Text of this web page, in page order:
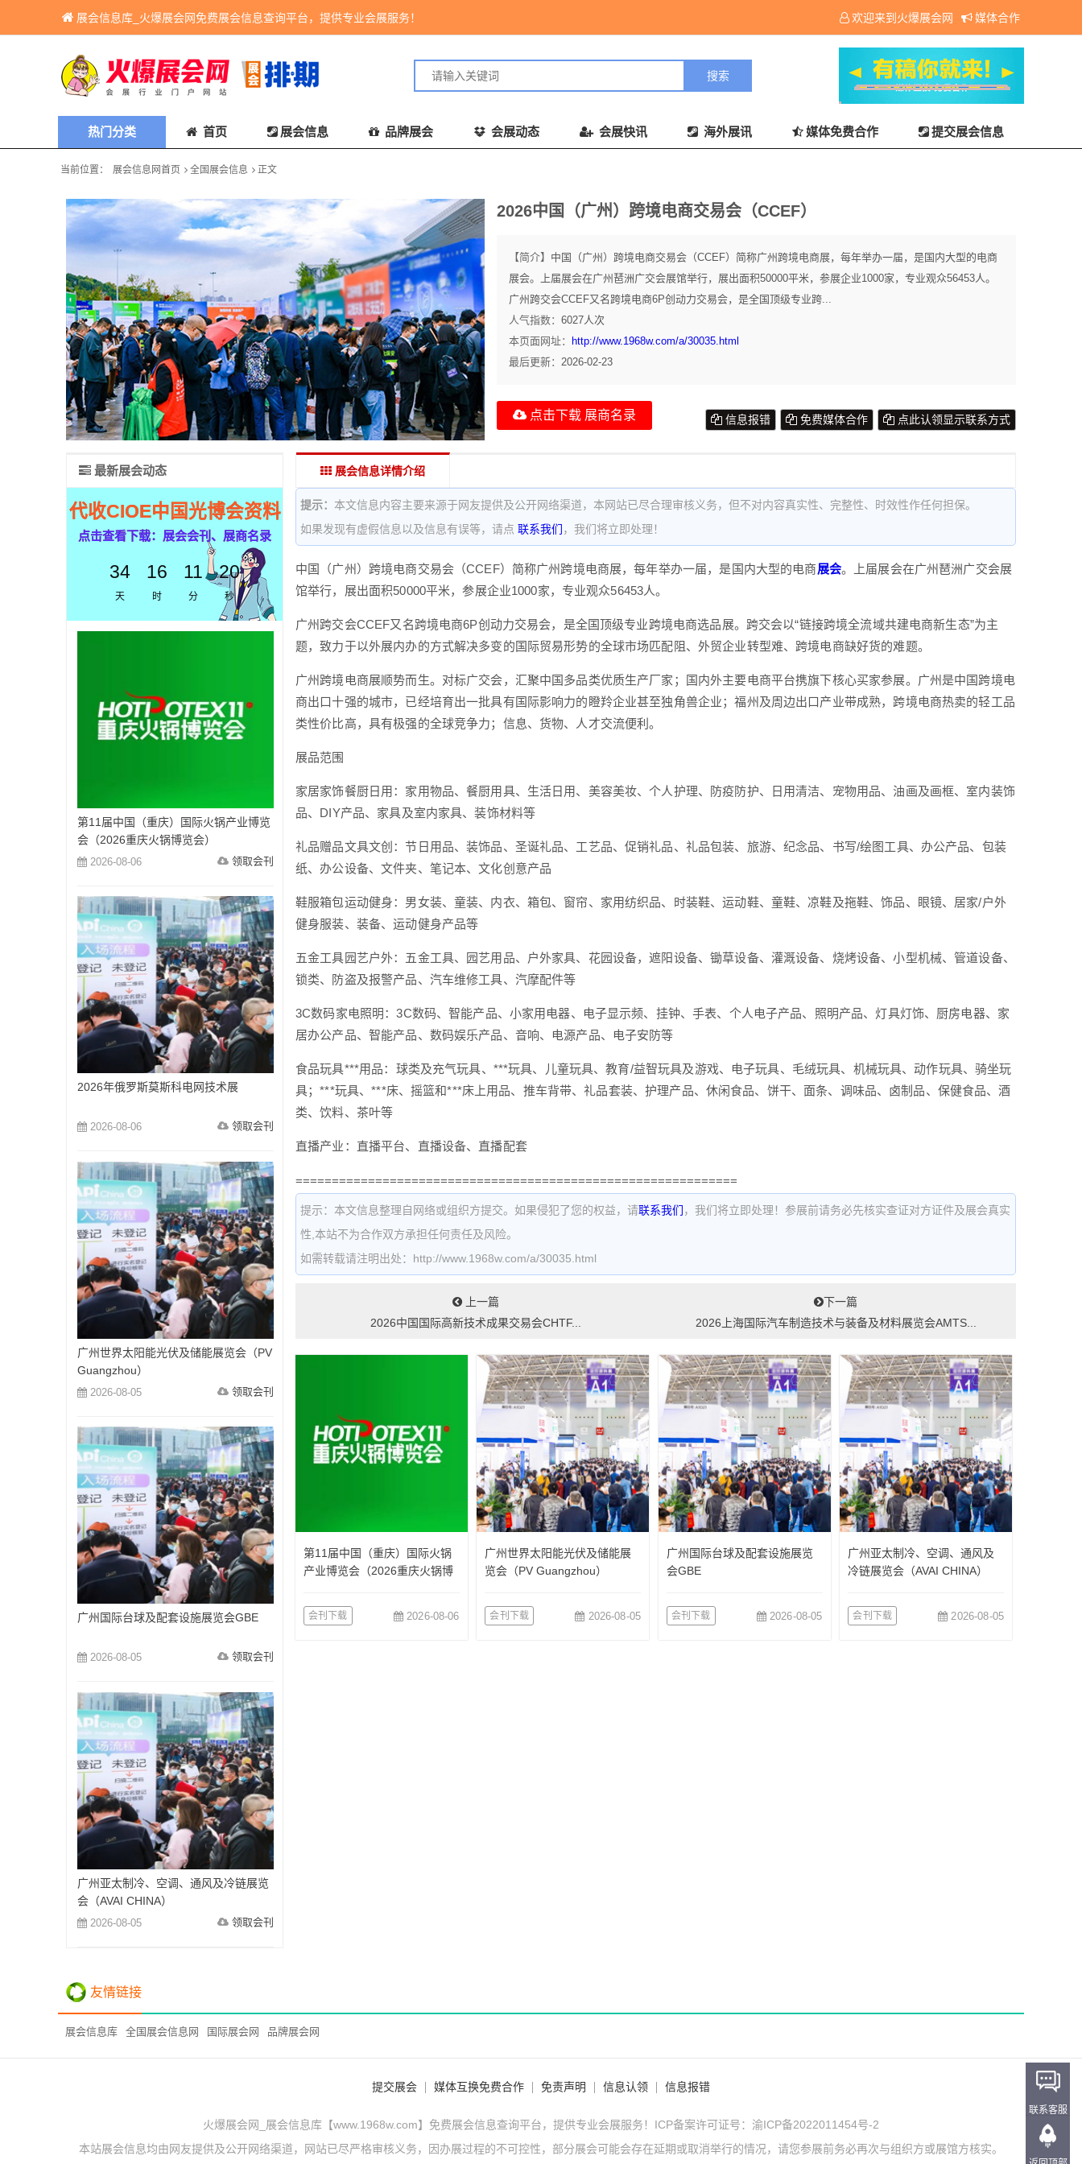
展会信息库_火爆展会网免费展会信息查询平台，提供专业会展服务！ 欢迎来到火爆展会网 媒体合作
热门分类 首页 展会信息 品牌展会 会展动态 会展快讯 海外展讯 媒体免费合作 提交展会信息
当前位置： 展会信息网首页 全国展会信息 正文
2026中国（广州）跨境电商交易会（CCEF）
【简介】 中国（广州）跨境电商交易会（CCEF）简称广州跨境电商展，每年举办一届，是国内大型的电商
展会。上届展会在广州琶洲广交会展馆举行，展出面积50000平米，参展企业1000家，专业观众56453人。
广州跨交会CCEF又名跨境电商6P创动力交易会，是全国顶级专业跨...
人气指数： 6027人次
本页面网址：
http://www.1968w.com/a/30035.html
最后更新： 2026-02-23
点击下载 展商名录 点此认领显示联系方式
免费媒体合作
信息报错
展会信息详情介绍
提示： 本文信息内容主要来源于网友提供及公开网络渠道，本网站已尽合理审核义务，但不对内容真实性、完整性、时效性作任何担保。
如果发现有虚假信息以及信息有误等，请点 联系我们 ，我们将立即处理！
中国（广州）跨境电商交易会（CCEF）简称广州跨境电商展，每年举办一届，是国内大型的电商展会。上届展会在广州琶洲广交会展
馆举行，展出面积50000平米，参展企业1000家，专业观众56453人。
广州跨交会CCEF又名跨境电商6P创动力交易会，是全国顶级专业跨境电商选品展。跨交会以“链接跨境全流域共建电商新生态”为主
题，致力于以外展内办的方式解决多变的国际贸易形势的全球市场匹配阻、外贸企业转型难、跨境电商缺好货的难题。
广州跨境电商展顺势而生。对标广交会，汇聚中国多品类优质生产厂家；国内外主要电商平台携旗下核心买家参展。广州是中国跨境电
商出口十强的城市，已经培育出一批具有国际影响力的瞪羚企业甚至独角兽企业；福州及周边出口产业带成熟，跨境电商热卖的轻工品
类性价比高，具有极强的全球竞争力；信息、货物、人才交流便利。
展品范围
家居家饰餐厨日用：家用物品、餐厨用具、生活日用、美容美妆、个人护理、防疫防护、日用清洁、宠物用品、油画及画框、室内装饰
品、DIY产品、家具及室内家具、装饰材料等
礼品赠品文具文创：节日用品、装饰品、圣诞礼品、工艺品、促销礼品、礼品包装、旅游、纪念品、书写/绘图工具、办公产品、包装
纸、办公设备、文件夹、笔记本、文化创意产品
鞋服箱包运动健身：男女装、童装、内衣、箱包、窗帘、家用纺织品、时装鞋、运动鞋、童鞋、凉鞋及拖鞋、饰品、眼镜、居家/户外
健身服装、装备、运动健身产品等
五金工具园艺户外：五金工具、园艺用品、户外家具、花园设备，遮阳设备、锄草设备、灌溉设备、烧烤设备、小型机械、管道设备、
锁类、防盗及报警产品、汽车维修工具、汽摩配件等
3C数码家电照明：3C数码、智能产品、小家用电器、电子显示频、挂钟、手表、个人电子产品、照明产品、灯具灯饰、厨房电器、家
居办公产品、智能产品、数码娱乐产品、音响、电源产品、电子安防等
食品玩具***用品：球类及充气玩具、***玩具、儿童玩具、教育/益智玩具及游戏、电子玩具、毛绒玩具、机械玩具、动作玩具、骑坐玩
具；***玩具、***床、摇篮和***床上用品、推车背带、礼品套装、护理产品、休闲食品、饼干、面条、调味品、卤制品、保健食品、酒
类、饮料、茶叶等
直播产业：直播平台、直播设备、直播配套
=============================================================
提示：本文信息整理自网络或组织方提交。如果侵犯了您的权益，请联系我们 ，我们将立即处理！参展前请务必先核实查证对方证件及展会真实
性,本站不为合作双方承担任何责任及风险。
如需转载请注明出处：http://www.1968w.com/a/30035.html
上一篇
2026中国国际高新技术成果交易会CHTF...
下一篇
2026上海国际汽车制造技术与装备及材料展览会AMTS...
第11届中国（重庆）国际火锅
产业博览会（2026重庆火锅博
会刊下载 2026-08-06
广州世界太阳能光伏及储能展
览会（PV Guangzhou）
会刊下载 2026-08-05
广州国际台球及配套设施展览
会GBE
会刊下载 2026-08-05
广州亚太制冷、空调、通风及
冷链展览会（AVAI CHINA）
会刊下载 2026-08-05
最新展会动态
代收CIOE中国光博会资料
点击查看下载：展会会刊、展商名录
34
天
16
时
11
分
19
秒
第11届中国（重庆）国际火锅产业博览
会（2026重庆火锅博览会）
2026-08-06 领取会刊
2026年俄罗斯莫斯科电网技术展
2026-08-06 领取会刊
广州世界太阳能光伏及储能展览会（PV
Guangzhou）
2026-08-05 领取会刊
广州国际台球及配套设施展览会GBE
2026-08-05 领取会刊
广州亚太制冷、空调、通风及冷链展览
会（AVAI CHINA）
2026-08-05 领取会刊
友情链接
展会信息库 全国展会信息网 国际展会网 品牌展会网
提交展会 媒体互换免费合作 免责声明 信息认领 信息报错
火爆展会网_展会信息库【www.1968w.com】免费展会信息查询平台，提供专业会展服务！ICP备案许可证号： 渝ICP备2022011454号-2
本站展会信息均由网友提供及公开网络渠道，网站已尽严格审核义务，因办展过程的不可控性，部分展会可能会存在延期或取消举行的情况，请您参展前务必再次与组织方或展馆方核实。
联系客服